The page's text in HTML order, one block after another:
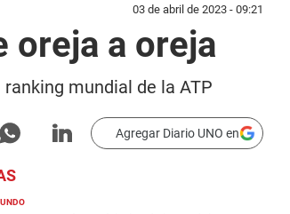
03 de abril de 2023 - 09:21
oreja a oreja
mundial de la ATP
Agregar Diario UNO en